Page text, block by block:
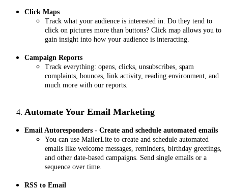
Click Maps
Track what your audience is interested in. Do they tend to
click on pictures more than buttons? Click map allows you to
gain insight into how your audience is interacting.
Campaign Reports
Track everything: opens, clicks, unsubscribes, spam
complaints, bounces, link activity, reading environment, and
much more with our reports.
Automate Your Email Marketing
Email Autoresponders - Create and schedule automated emails
You can use MailerLite to create and schedule automated
emails like welcome messages, reminders, birthday greetings,
and other date-based campaigns. Send single emails or a
sequence over time.
RSS to Email